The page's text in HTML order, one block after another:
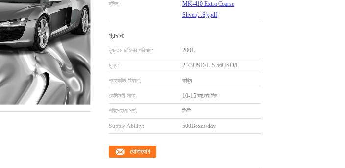
দলিল:
MK-410 Extra Coarse
Sliver(...S).pdf
প্রদান:
ন্যূনতম চাহিদার পরিমাণ: 200L
মূল্য: 2.73USD/L-5.56USD/L
প্যাকেজিং বিবরণ: কার্টুন
ডেলিভারি সময়: 10-15 কাজের দিন
পরিশোধের শর্ত: টি/টি
Supply Ability: 500Boxes/day
যোগাযোগ